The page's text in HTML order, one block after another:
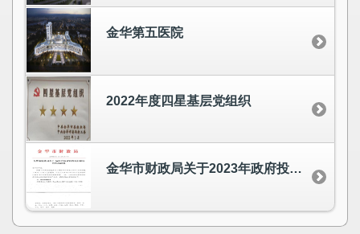
金华第五医院
2022年度四星基层党组织
金华市财政局关于2023年政府投资项目审价情况的通报 排名第一